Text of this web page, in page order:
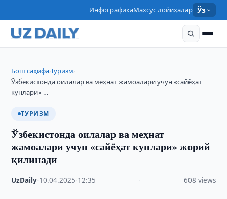
ИнфографикаМахсус лойиҳалар Ўз
Бош саҳифа›Туризм›
Ўзбекистонда оилалар ва меҳнат жамоалари учун «сайёҳат
кунлари» …
ТУРИЗМ
Ўзбекистонда оилалар ва меҳнат
жамоалари учун «сайёҳат кунлари» жорий
қилинади
UzDaily 10.04.2025 12:35 608 views